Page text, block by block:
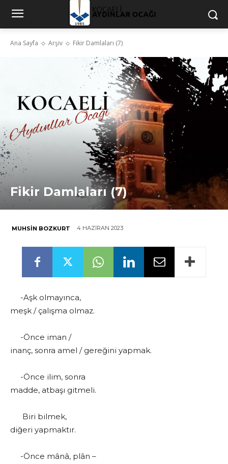
Ana Sayfa Arşiv Fikir Damlaları (7)
Fikir Damlaları (7)
MUHSIN BOZKURT 4 HAZIRAN 2023
-Aşk olmayınca,
meşk / çalışma olmaz.
-Önce iman /
inanç, sonra amel / gereğini yapmak.
-Önce ilim, sonra
madde, atbaşı gitmeli.
Biri bilmek,
diğeri yapmaktır.
-Önce mânâ, plân –